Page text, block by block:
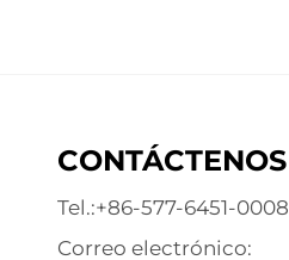
CONTÁCTENOS
Tel.:+86-577-6451-0008
Correo electrónico: